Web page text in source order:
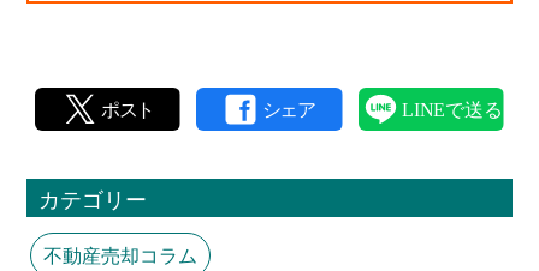
カテゴリー
不動産売却コラム